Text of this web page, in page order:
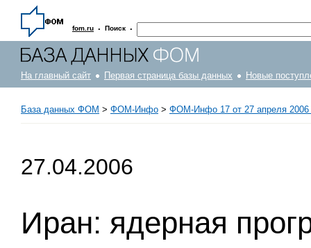
fom.ru · Поиск ·
На главный сайт Первая страница базы данных Новые
База данных ФОМ > ФOM-Инфо > ФОМ-Инфо 17 от 27 апреля 2006
27.04.2006
Иран: ядерная